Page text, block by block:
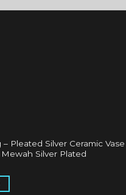
– Pleated Silver Ceramic
Silver Plated